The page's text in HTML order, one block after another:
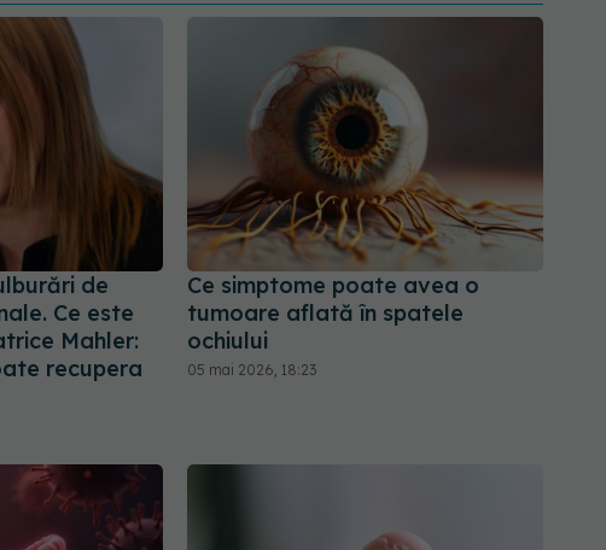
de
Ce este
Mahler:
recupera
Ce simptome poate avea o
tumoare aflată în spatele
ochiului
05 mai 2026, 18:23